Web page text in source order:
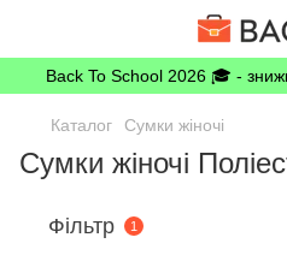
Back To School 2026 🎓 -
Каталог Сумки жіночі
Сумки жіночі
Фільтр 1